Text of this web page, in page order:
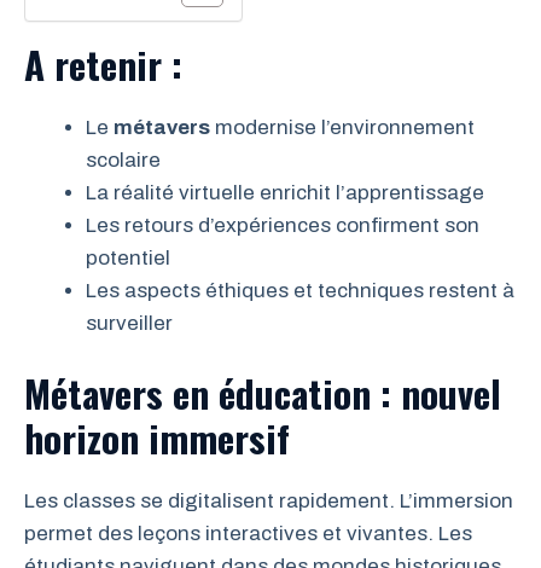
A retenir :
Le métavers modernise l’environnement
scolaire
La réalité virtuelle enrichit l’apprentissage
Les retours d’expériences confirment son
potentiel
Les aspects éthiques et techniques restent à
surveiller
Métavers en éducation : nouvel
horizon immersif
Les classes se digitalisent rapidement. L’immersion
permet des leçons interactives et vivantes. Les